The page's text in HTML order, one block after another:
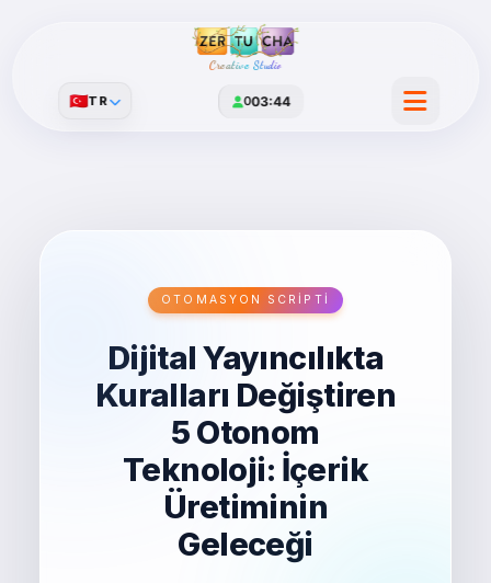
Creative Studio
003:44
🇹🇷TR
OTOMASYON SCRIPTI
Dijital Yayıncılıkta
Kuralları Değiştiren
5 Otonom
Teknoloji: İçerik
Üretiminin
Geleceği